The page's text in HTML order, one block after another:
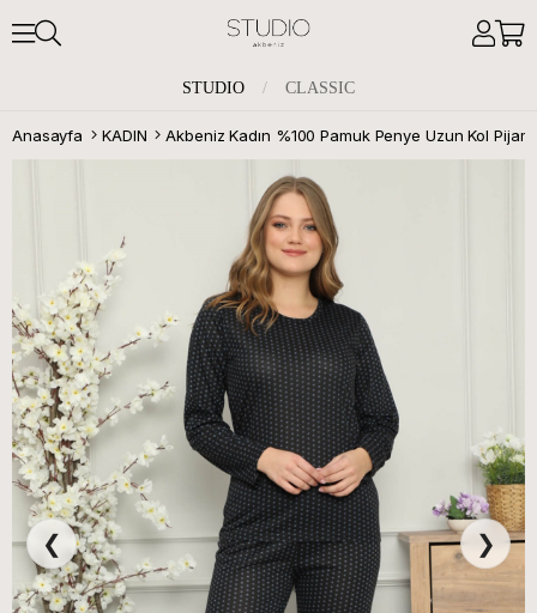
STUDIO / CLASSIC
Anasayfa KADIN
❮ ❯